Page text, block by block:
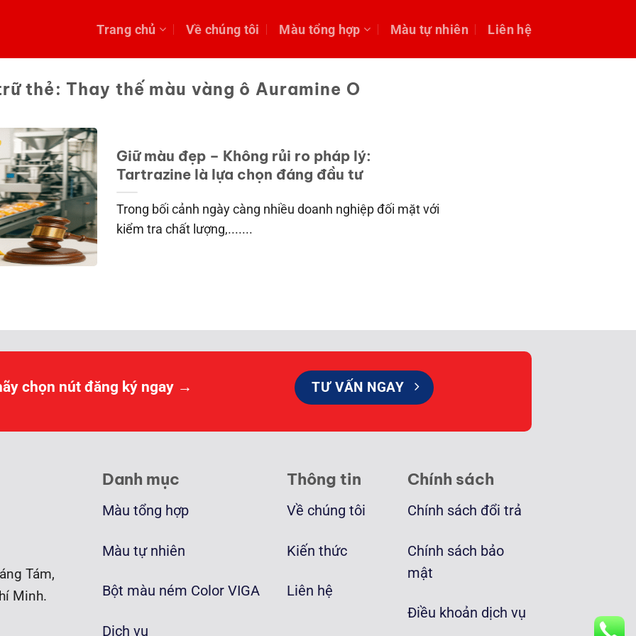
Trang chủ Về chúng tôi Màu tổng hợp Màu tự nhiên Liên hệ
thẻ: Thay thế màu vàng ô Auramine O
Giữ màu đẹp – Không rủi ro pháp lý:
Tartrazine là lựa chọn đáng đầu tư
Trong bối cảnh ngày càng nhiều doanh nghiệp đối mặt với
kiểm tra chất lượng,.......
chọn nút đăng ký ngay → TƯ VẤN NGAY
Tám,
Minh.
Danh mục
Màu tổng hợp
Màu tự nhiên
Bột màu ném Color VIGA
Dịch vụ
Thông tin
Về chúng tôi
Kiến thức
Liên hệ
Chính sách
Chính sách đổi trả
Chính sách bảo
mật
Điều khoản dịch vụ